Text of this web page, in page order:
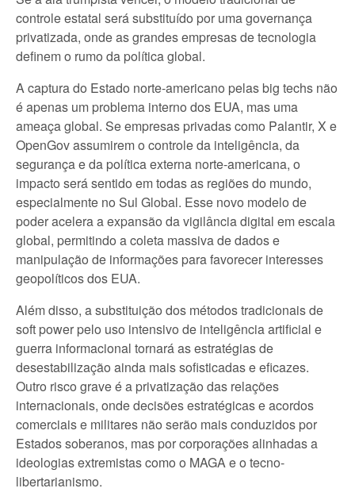
controle estatal será substituído por uma governança
privatizada, onde as grandes empresas de tecnologia
definem o rumo da política global.
A captura do Estado norte-americano pelas big techs não
é apenas um problema interno dos EUA, mas uma
ameaça global. Se empresas privadas como Palantir, X e
OpenGov assumirem o controle da inteligência, da
segurança e da política externa norte-americana, o
impacto será sentido em todas as regiões do mundo,
especialmente no Sul Global. Esse novo modelo de
poder acelera a expansão da vigilância digital em escala
global, permitindo a coleta massiva de dados e
manipulação de informações para favorecer interesses
geopolíticos dos EUA.
Além disso, a substituição dos métodos tradicionais de
soft power pelo uso intensivo de inteligência artificial e
guerra informacional tornará as estratégias de
desestabilização ainda mais sofisticadas e eficazes.
Outro risco grave é a privatização das relações
internacionais, onde decisões estratégicas e acordos
comerciais e militares não serão mais conduzidos por
Estados soberanos, mas por corporações alinhadas a
ideologias extremistas como o MAGA e o tecno-
libertarianismo.